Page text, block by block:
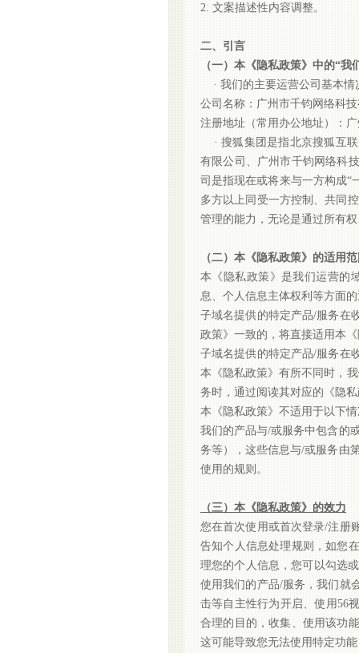
2. 文案描述性内容调整。
二、引言
（一）本《隐私政策》中的“我
· 我们的主要运营公司基本情
公司名称：广州市千钧网络科
注册地址（常用办公地址）：
· 搜狐集团是指北京搜狐互
有限公司、广州市千钧网络科
司是指现在或将来与一方构成“
多方以上同受一方控制、共同
管理的能力，无论是通过所有
（二）本《隐私政策》的适用
本《隐私政策》是我们运营的
息、个人信息主体权利等方面
子域名提供的特定产品/服务在
政策》一致的，将直接适用本
子域名提供的特定产品/服务在
本《隐私政策》有所不同时，
务时，通过阅读其对应的《隐
本《隐私政策》不适用于以下
我们的产品与/或服务中包含的
务等），这些信息与/或服务由
使用的规则。
（三）本《隐私政策》的效力
您在首次使用或首次登录/注册
告知个人信息处理规则，如您
理您的个人信息，您可以勾选
使用我们的产品/服务，我们就
击等自主性行为开启、使用56
合理的目的，收集、使用该功
这可能导致您无法使用特定功